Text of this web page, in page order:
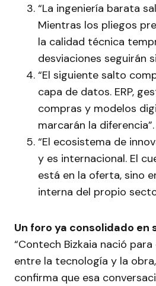
“La ingeniería barata
Mientras los pliegos
la calidad técnica
desviaciones seguirán
“El siguiente salto
capa de datos. ERP,
compras y modelos
marcarán la diferencia”.
“El ecosistema de
y es internacional. El
está en la oferta, sino
interna del propio
Un foro ya consolidado en
“Contech Bizkaia nació
entre la tecnología y la
confirma que esa